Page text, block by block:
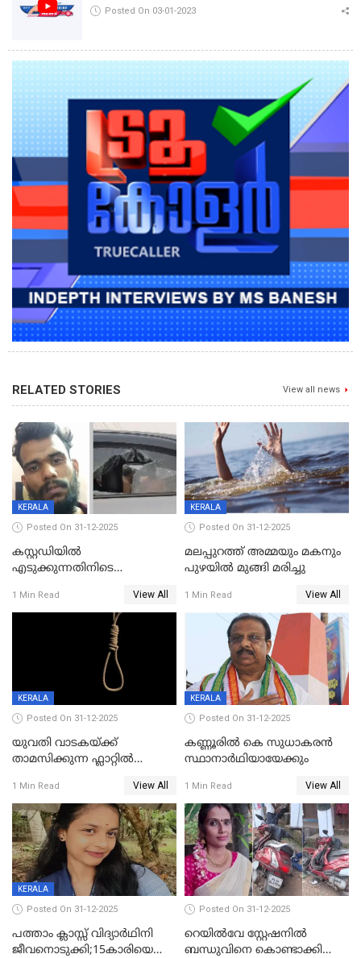
Posted On 03-01-2023
RELATED STORIES View all news
KERALA
Posted On 31-12-2025
കസ്റ്റഡിയിൽ
എടുക്കുന്നതിനിടെ
വധശ്രമക്കേസ് പ്രതി പിടിയിൽ
1 Min Read View All
KERALA
Posted On 31-12-2025
മലപ്പുറത്ത് അമ്മയും മകനും
പുഴയിൽ മുങ്ങി മരിച്ചു
1 Min Read View All
KERALA
Posted On 31-12-2025
യുവതി വാടകയ്ക്ക്
താമസിക്കുന്ന ഫ്ലാറ്റില്‍
സംഭവം കൈതപ്പൊയിലില്‍
1 Min Read View All
KERALA
Posted On 31-12-2025
കണ്ണൂരിൽ കെ സുധാകരൻ
സ്ഥാനാർഥിയായേക്കും
1 Min Read View All
KERALA
Posted On 31-12-2025
പത്താം ക്ലാസ്സ് വിദ്യാര്‍ഥിനി
ജീവനൊടുക്കി;15കാരിയെ
Posted On 31-12-2025
റെയിൽവേ സ്റ്റേഷനിൽ
ബന്ധുവിനെ കൊണ്ടാക്കി